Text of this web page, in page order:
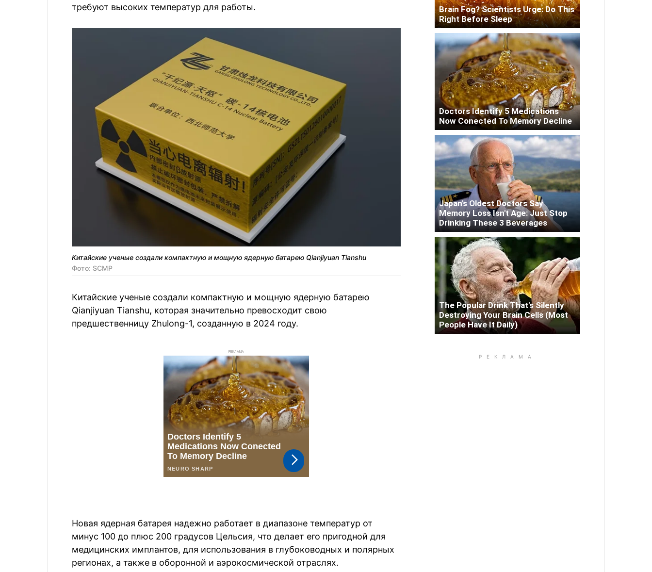
требуют высоких температур для работы.
Китайские ученые создали компактную и мощную ядерную батарею Qianjiyuan Tianshu
Фото: SCMP
Китайские ученые создали компактную и мощную ядерную батарею
Qianjiyuan Tianshu, которая значительно превосходит свою
предшественницу Zhulong-1, созданную в 2024 году.
РЕКЛАМА
Новая ядерная батарея надежно работает в диапазоне температур от
минус 100 до плюс 200 градусов Цельсия, что делает его пригодной для
медицинских имплантов, для использования в глубоководных и полярных
регионах, а также в оборонной и аэрокосмической отраслях.